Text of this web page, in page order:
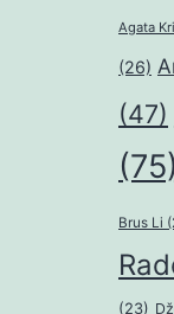
Agata
(26)
(47)
(75)
Brus Li
(23)